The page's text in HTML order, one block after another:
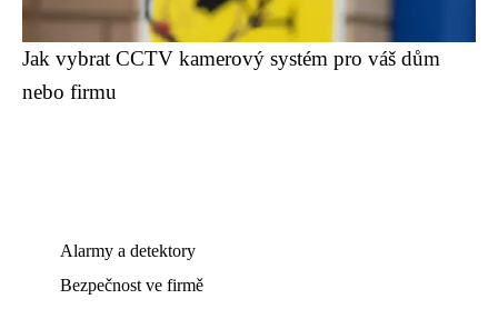
Jak vybrat CCTV kamerový systém pro váš dům
nebo firmu
Alarmy a detektory
Bezpečnost ve firmě